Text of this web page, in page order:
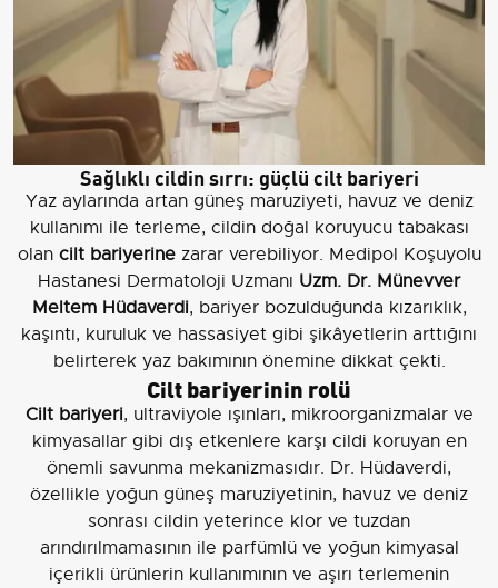
Sağlıklı cildin sırrı: güçlü cilt bariyeri
Yaz aylarında artan güneş maruziyeti, havuz ve deniz
kullanımı ile terleme, cildin doğal koruyucu tabakası
olan cilt bariyerinezarar verebiliyor. Medipol Koşuyolu
Hastanesi Dermatoloji Uzmanı Uzm. Dr. Münevver
Meltem Hüdaverdi, bariyer bozulduğunda kızarıklık,
kaşıntı, kuruluk ve hassasiyet gibi şikâyetlerin arttığını
belirterek yaz bakımının önemine dikkat çekti.
Cilt bariyerinin rolü
Cilt bariyeri, ultraviyole ışınları, mikroorganizmalar ve
kimyasallar gibi dış etkenlere karşı cildi koruyan en
önemli savunma mekanizmasıdır. Dr. Hüdaverdi,
özellikle yoğun güneş maruziyetinin, havuz ve deniz
sonrası cildin yeterince klor ve tuzdan
arındırılmamasının ile parfümlü ve yoğun kimyasal
içerikli ürünlerin kullanımının ve aşırı terlemenin